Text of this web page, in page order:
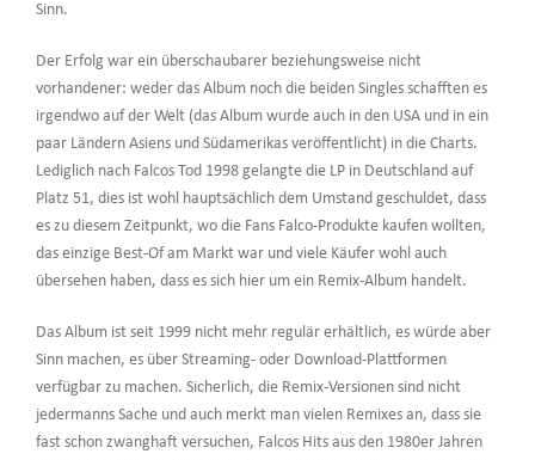
Sinn.
Der Erfolg war ein überschaubarer beziehungsweise nicht
vorhandener: weder das Album noch die beiden Singles schafften es
irgendwo auf der Welt (das Album wurde auch in den USA und in ein
paar Ländern Asiens und Südamerikas veröffentlicht) in die Charts.
Lediglich nach Falcos Tod 1998 gelangte die LP in Deutschland auf
Platz 51, dies ist wohl hauptsächlich dem Umstand geschuldet, dass
es zu diesem Zeitpunkt, wo die Fans Falco-Produkte kaufen wollten,
das einzige Best-Of am Markt war und viele Käufer wohl auch
übersehen haben, dass es sich hier um ein Remix-Album handelt.
Das Album ist seit 1999 nicht mehr regulär erhältlich, es würde aber
Sinn machen, es über Streaming- oder Download-Plattformen
verfügbar zu machen. Sicherlich, die Remix-Versionen sind nicht
jedermanns Sache und auch merkt man vielen Remixes an, dass sie
fast schon zwanghaft versuchen, Falcos Hits aus den 1980er Jahren